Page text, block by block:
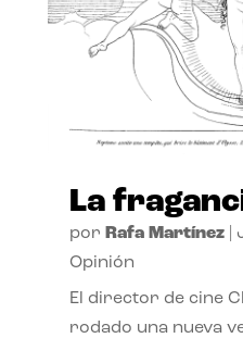
La
por Rafa Martínez|
Opinión
El director de cine
rodado una nueva